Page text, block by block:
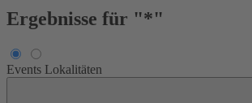
Ergebnisse für "*"
Events Lokalitäten